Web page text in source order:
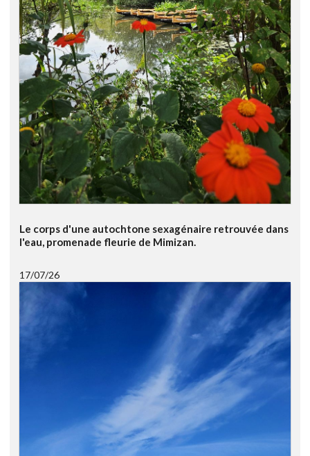
Le corps d'une autochtone sexagénaire retrouvée dans
l'eau, promenade fleurie de Mimizan.
17/07/26